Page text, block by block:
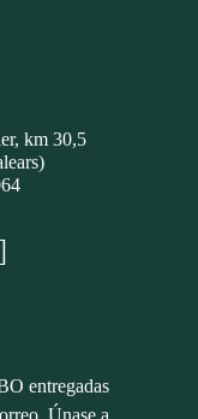
km 30,5
entregadas
Únase a